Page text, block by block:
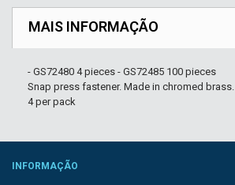
MAIS INFORMAÇÃO
- GS72480 4 pieces - GS72485 100 pieces
Snap press fastener. Made in chromed brass.
4 per pack
INFORMAÇÃO